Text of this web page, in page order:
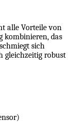
alle Vorteile von
kombinieren, das
sich
gleichzeitig robust